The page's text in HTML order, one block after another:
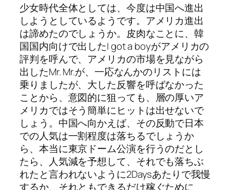
少女時代全体としては、今度は中国へ進出
しようとしているようです。アメリカ進出
は諦めたのでしょうか。皮肉なことに、韓
国国内向けで出したI got a boyがアメリカの
評判を呼んで、アメリカの市場を見ながら
出したMr. Mr.が、一応なんかのリストには
乗りましたが、大した反響を呼ばなかった
ことから、意図的に狙っても、層の厚いア
メリカではそう簡単にヒットは出せないで
しょう。中国へ向かえば、その反動で日本
での人気は一割程度は落ちるでしょうか
ら、本当に東京ドーム公演を行うのだとし
たら、人気減を予想して、それでも落ちぶ
れたと言われないように2Daysあたりで我慢
するか、それともできるだけ稼ぐために